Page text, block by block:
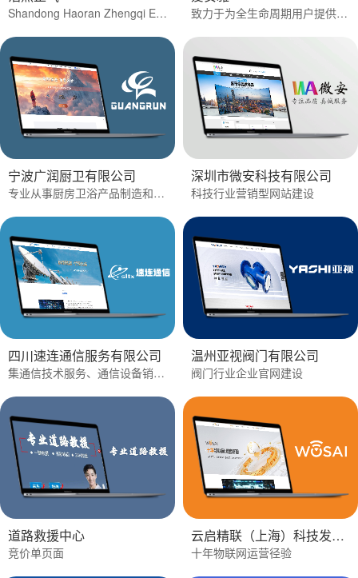
Shandong Haoran Zhengqi Electromechanical Technology Co., Ltd. 致力于为全生命周期用户提供健康的生活方式
宁波广润厨卫有限公司
专业从事厨房卫浴产品制造和贸易的企业
深圳市微安科技有限公司
科技行业营销型网站建设
四川速连通信服务有限公司
集通信技术服务、通信设备销售、系统集成、软（硬）件开发为一体的科技型企业。
温州亚视阀门有限公司
阀门行业企业官网建设
道路救援中心
竞价单页面
云启精联（上海）科技发展有限公司
十年物联网运营径验